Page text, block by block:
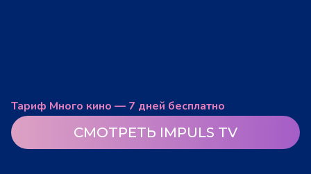
Тариф Много кино — 7 дней бесплатно
СМОТРЕТЬ IMPULS TV